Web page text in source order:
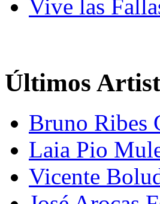
Vive las
Últimos
Bruno Ribes
Laia Pio
Vicente